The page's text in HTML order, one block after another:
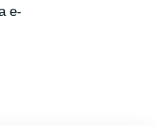
e-